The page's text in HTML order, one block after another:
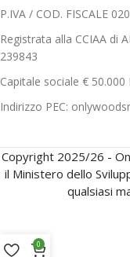
P.IVA / COD. FISCALE
Registrata alla CCIAA di
239843
Capitale sociale € 50.000
Indirizzo PEC:
Copyright 2025/26 -
il Ministero dello
qualsiasi
0